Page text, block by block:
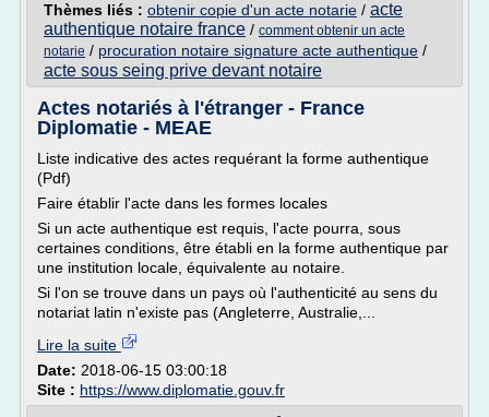
Thèmes liés : obtenir copie d'un acte notarie / acte
authentique notaire france / comment obtenir un acte
notarie / procuration notaire signature acte authentique /
acte sous seing prive devant notaire
Actes notariés à l'étranger - France
Diplomatie - MEAE
Liste indicative des actes requérant la forme authentique
(Pdf)
Faire établir l'acte dans les formes locales
Si un acte authentique est requis, l'acte pourra, sous
certaines conditions, être établi en la forme authentique par
une institution locale, équivalente au notaire.
Si l'on se trouve dans un pays où l'authenticité au sens du
notariat latin n'existe pas (Angleterre, Australie,...
Lire la suite
Date: 2018-06-15 03:00:18
Site : https://www.diplomatie.gouv.fr